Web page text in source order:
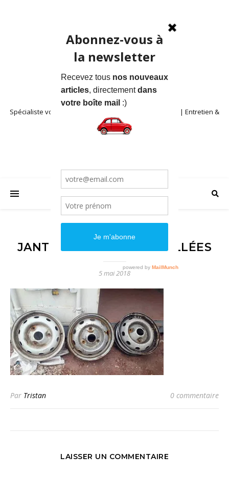
Spécialiste voitures anciennes en Provence | Location | Entretien &
Restauration | Blog
JANTES_ROUES_4L_ROUILLÉES
5 mai 2018
Par Tristan 0 commentaire
LAISSER UN COMMENTAIRE